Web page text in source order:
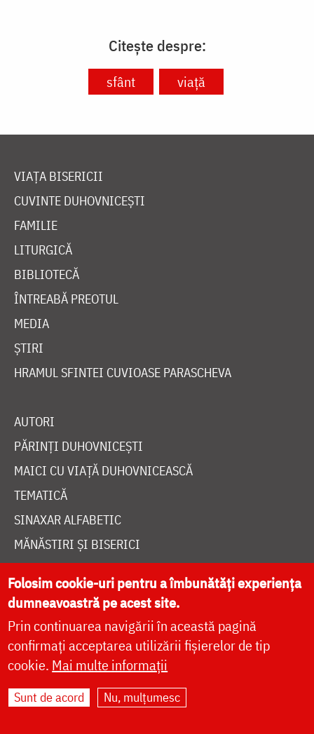
Citește despre:
sfânt viață
VIAȚA BISERICII
CUVINTE DUHOVNICEȘTI
FAMILIE
LITURGICĂ
BIBLIOTECĂ
ÎNTREABĂ PREOTUL
MEDIA
ȘTIRI
HRAMUL SFINTEI CUVIOASE PARASCHEVA
AUTORI
PĂRINȚI DUHOVNICEȘTI
MAICI CU VIAȚĂ DUHOVNICEASCĂ
TEMATICĂ
SINAXAR ALFABETIC
MĂNĂSTIRI ȘI BISERICI
WIDGET DOXOLOGIA
RADIO DOXOLOGIA
DESPRE NOI
Folosim cookie-uri pentru a îmbunătăți experiența
dumneavoastră pe acest site.
Prin continuarea navigării în această pagină
confirmați acceptarea utilizării fișierelor de tip
cookie. Mai multe informații
Sunt de acord Nu, mulțumesc